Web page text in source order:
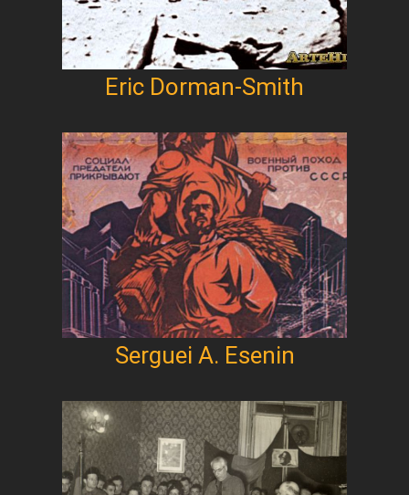
Eric Dorman-Smith
Serguei A. Esenin